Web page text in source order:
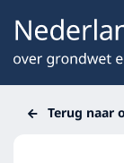
Terug naar